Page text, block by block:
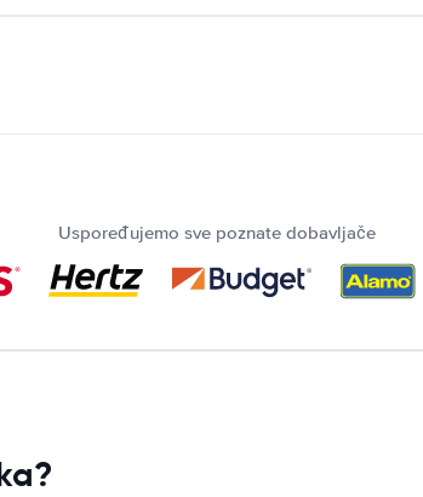
Uspoređujemo sve poznate dobavljače